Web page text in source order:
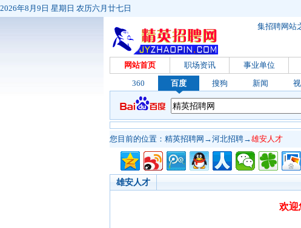
2026年8月9日 星期日 农历六月廿七日
集招聘网站
网站首页 职场资讯 事业单位
360
百度 搜狗 新闻
您目前的位置： 精英招聘网 →河北招聘→雄安人才
雄安人才
欢迎